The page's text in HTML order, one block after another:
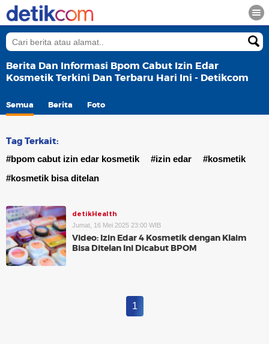
Berita Dan Informasi Bpom Cabut Izin Edar
Kosmetik Terkini Dan Terbaru Hari Ini - Detikcom
Semua Berita Foto
Tag Terkait:
#bpom cabut izin edar kosmetik #izin edar
#kosmetik
#kosmetik bisa ditelan
detikHealth
Jumat, 16 Mei 2025 23:00 WIB
Video: Izin Edar 4 Kosmetik dengan Klaim
Bisa Ditelan Ini Dicabut BPOM
1